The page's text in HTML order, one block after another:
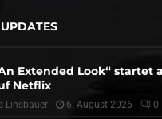
Extended Look“ startet
Netflix
Linsbauer 6. August 2026 0